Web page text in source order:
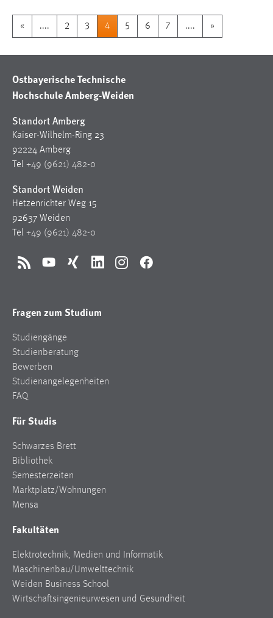
« .... 2 3 4 5 6 7 .... »
Ostbayerische Technische
Hochschule Amberg-Weiden
Standort Amberg
Kaiser-Wilhelm-Ring 23
92224 Amberg
Tel +49 (9621) 482-0
Standort Weiden
Hetzenrichter Weg 15
92637 Weiden
Tel +49 (9621) 482-0
RSS YouTubeXing LinkedInInstagramFacebook
Fragen zum Studium
Studiengänge
Studienberatung
Bewerben
Studienangelegenheiten
FAQ
Für Studis
Schwarzes Brett
Bibliothek
Semesterzeiten
Marktplatz/Wohnungen
Mensa
Fakultäten
Elektrotechnik, Medien und Informatik
Maschinenbau/Umwelttechnik
Weiden Business School
Wirtschaftsingenieurwesen und Gesundheit